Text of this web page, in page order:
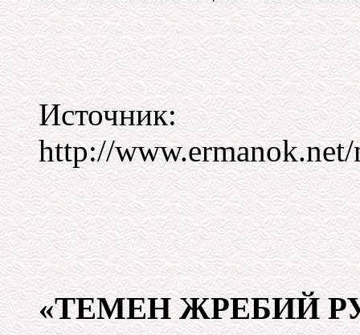
Источник:
http://
«ТЕМЕН ЖРЕБИЙ